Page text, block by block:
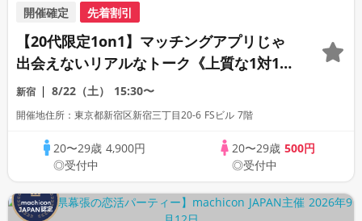
開催確定 先着割引
【20代限定1on1】マッチングアプリじゃ
出会えないリアルなトーク《上質な1対1相
席専用会場》《全席半個室》《飲み放題付
き》《machicon JAPAN主催》
新宿 8/22（土） 15:30〜
開催地住所：東京都新宿区新宿三丁目20-6 FSビル 7階
20〜29歳 4,900円
◎受付中
20〜29歳 500円
◎受付中